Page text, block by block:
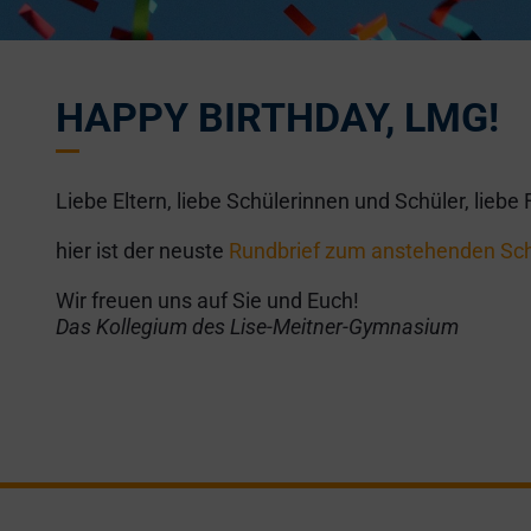
HAPPY BIRTHDAY, LMG!
Liebe Eltern, liebe Schülerinnen und Schüler,
hier ist der neuste Rundbrief zum anstehenden
Wir freuen uns auf Sie und Euch!
Das Kollegium des Lise-Meitner-Gymnasium